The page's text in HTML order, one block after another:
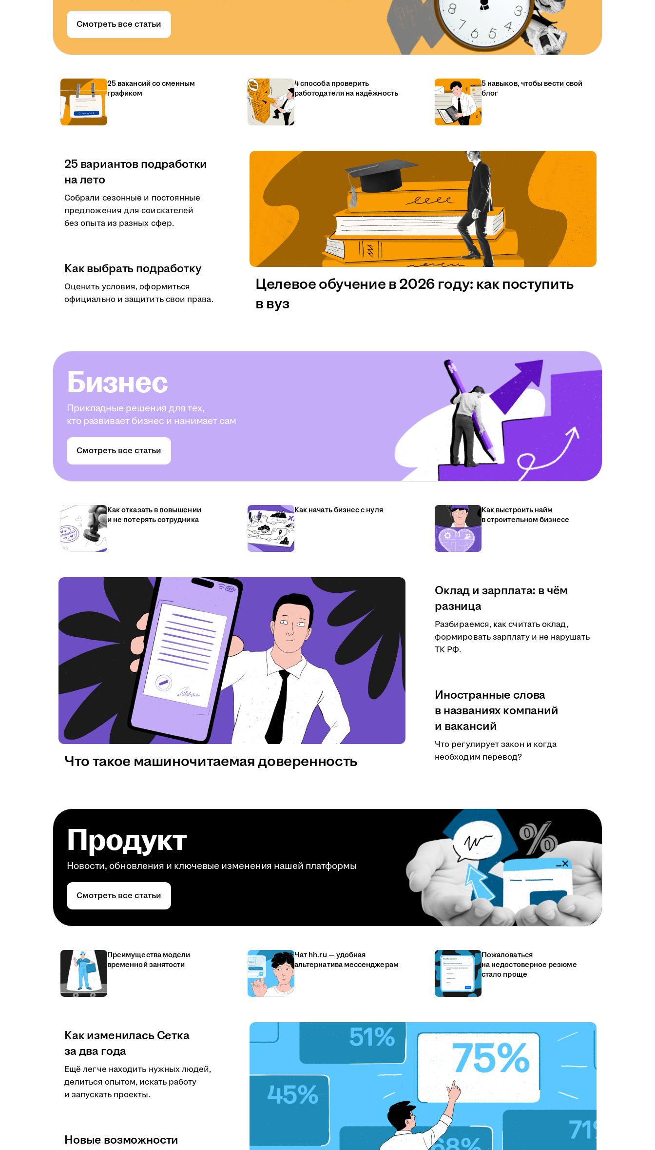
Смотреть все статьи
25 вакансий со сменным
графиком
4 способа проверить
работодателя на надёжность
5 навыков, чтобы вести свой
блог
25 вариантов подработки
на лето
Собрали сезонные и постоянные
предложения для соискателей
без опыта из разных сфер.
Как выбрать подработку
Оценить условия, оформиться
официально и защитить свои права.
Целевое обучение в 2026 году: как поступить
в вуз
Бизнес
Прикладные решения для тех,
кто развивает бизнес и нанимает сам
Смотреть все статьи
Как отказать в повышении
и не потерять сотрудника
Как начать бизнес с нуля
Как выстроить найм
в строительном бизнесе
Оклад и зарплата: в чём
разница
Разбираемся, как считать оклад,
формировать зарплату и не нарушать
ТК РФ.
Иностранные слова
в названиях компаний
и вакансий
Что регулирует закон и когда
необходим перевод?
Что такое машиночитаемая доверенность
Продукт
Новости, обновления и ключевые изменения нашей платформы
Смотреть все статьи
Преимущества модели
временной занятости
Чат hh.ru — удобная
альтернатива мессенджерам
Пожаловаться
на недостоверное резюме
стало проще
Как изменилась Сетка
за два года
Ещё легче находить нужных людей,
делиться опытом, искать работу
и запускать проекты.
Новые возможности